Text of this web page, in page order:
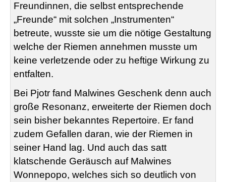
Freundinnen, die selbst entsprechende
„Freunde“ mit solchen „Instrumenten“
betreute, wusste sie um die nötige Gestaltung
welche der Riemen annehmen musste um
keine verletzende oder zu heftige Wirkung zu
entfalten.
Bei Pjotr fand Malwines Geschenk denn auch
große Resonanz, erweiterte der Riemen doch
sein bisher bekanntes Repertoire. Er fand
zudem Gefallen daran, wie der Riemen in
seiner Hand lag. Und auch das satt
klatschende Geräusch auf Malwines
Wonnepopo, welches sich so deutlich von